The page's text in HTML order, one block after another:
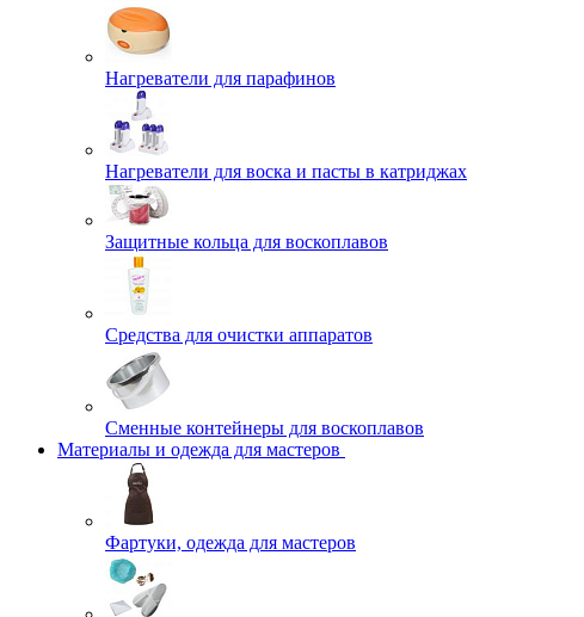
Нагреватели для парафинов
Нагреватели для воска и пасты в катриджах
Защитные кольца для воскоплавов
Средства для очистки аппаратов
Сменные контейнеры для воскоплавов
Материалы и одежда для мастеров
Фартуки, одежда для мастеров